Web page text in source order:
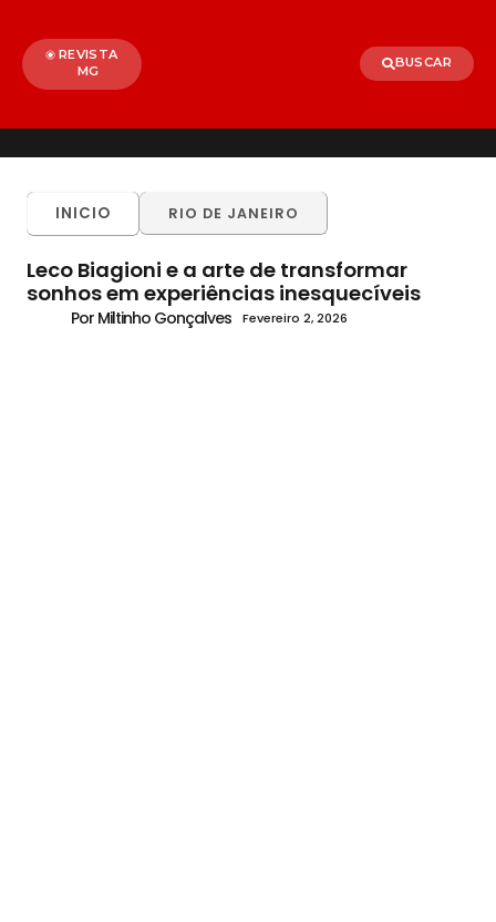
REVISTA
MG
BUSCAR
INICIO RIO DE JANEIRO
Leco Biagioni e a arte de transformar
sonhos em experiências inesquecíveis
Por Miltinho Gonçalves Fevereiro 2, 2026